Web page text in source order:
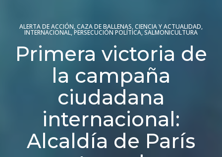
ALERTA DE ACCIÓN,CAZA DE BALLENAS,CIENCIA Y ACTUALIDAD,
INTERNACIONAL,PERSECUCIÓN POLÍTICA,SALMONICULTURA
Primera victoria de
la campaña
ciudadana
internacional:
Alcaldía de París